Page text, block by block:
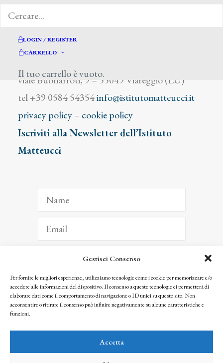
Gestisci Consenso
Per fornire le migliori esperienze, utilizziamo tecnologie come i cookie per memorizzare e/o
accedere alle informazioni del dispositivo. Il consenso a queste tecnologie ci permetterà di
elaborare dati come il comportamento di navigazione o ID unici su questo sito. Non
acconsentire o ritirare il consenso può influire negativamente su alcune caratteristiche e
funzioni.
Accetta
LOGIN / REGISTER
CARRELLO
Il tuo carrello è vuoto.
viale Buonarroti, 9 – 55049 Viareggio (LU)
tel +39 0584 54354info@istitutomatteucci.it
privacy policy– cookie policy
Iscriviti alla Newsletter dell’Istituto
Matteucci
ISCRIVITI
Facendo clic per iscriverti, riconosci che le tue informazioni saranno trattate
seguendo la nostra Privacy Policy
© 2025 Istituto Matteucci. All right reserved
l’autorizzazione scritta dei proprietari dei diritti e dell’Istituto Matteucci